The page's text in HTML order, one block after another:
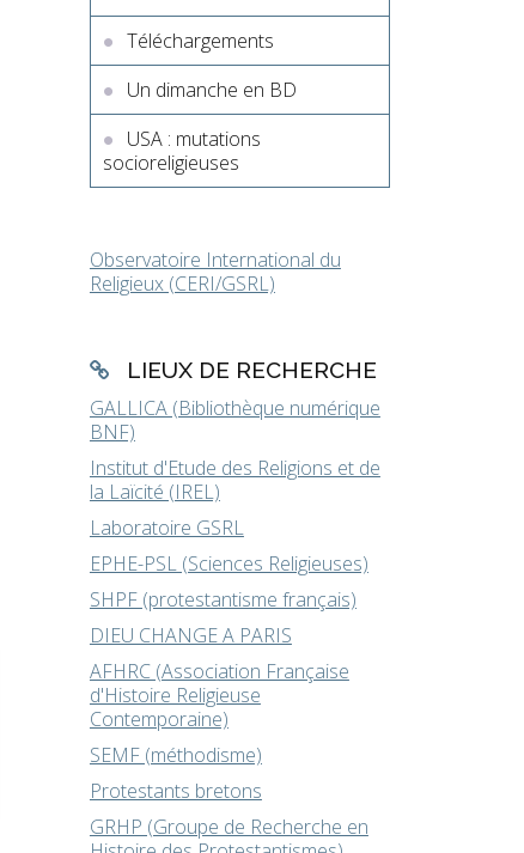
Téléchargements
Un dimanche en BD
USA : mutations
socioreligieuses
Observatoire International du
Religieux (CERI/GSRL)
LIEUX DE RECHERCHE
GALLICA (Bibliothèque numérique
BNF)
Institut d'Etude des Religions et de
la Laïcité (IREL)
Laboratoire GSRL
EPHE-PSL (Sciences Religieuses)
SHPF (protestantisme français)
DIEU CHANGE A PARIS
AFHRC (Association Française
d'Histoire Religieuse
Contemporaine)
SEMF (méthodisme)
Protestants bretons
GRHP (Groupe de Recherche en